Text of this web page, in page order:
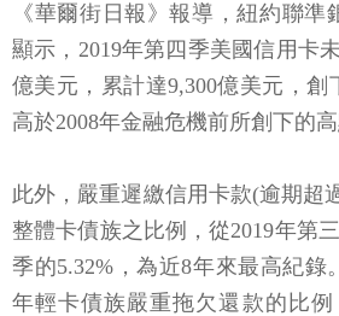
《華爾街日報》報導，紐約聯準
顯示，2019年第四季美國信用卡
億美元，累計達9,300億美元，創
高於2008年金融危機前所創下的高
此外，嚴重遲繳信用卡款(逾期超
整體卡債族之比例，從2019年第
季的5.32%，為近8年來最高紀錄
年輕卡債族嚴重拖欠還款的比例